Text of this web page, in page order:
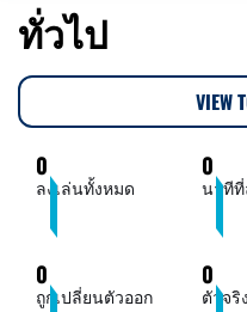
ทั่วไป
VIEW
0
ลงเล่นทั้งหมด
0
นาทีที่
0
ถูกเปลี่ยนตัวออก
0
ตัวจริง